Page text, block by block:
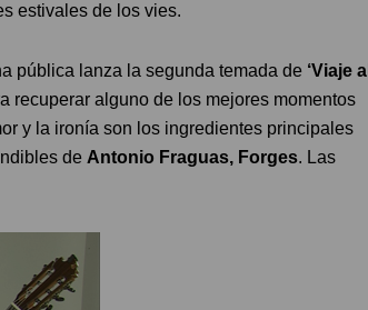
estivales de los vies.
pública lanza la segunda temada de ‘Viaje al
recuperar alguno de los mejores momentos
y la ironía son los ingredientes principales
de Antonio Fraguas, Forges. Las